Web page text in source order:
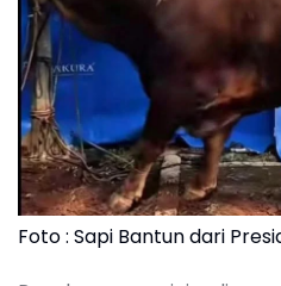
Foto : Sapi Bantun dari